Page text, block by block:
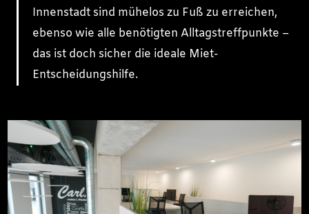
Innenstadt sind mühelos zu Fuß zu erreichen,
ebenso wie alle benötigten Alltagstreffpunkte –
das ist doch sicher die ideale Miet-
Entscheidungshilfe.